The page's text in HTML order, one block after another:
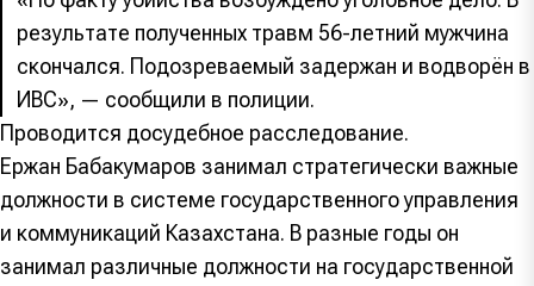
результате полученных травм 56-летний мужчина
скончался. Подозреваемый задержан и водворён в
ИВС», — сообщили в полиции.
Проводится досудебное расследование.
Ержан Бабакумаров занимал стратегически важные
должности в системе государственного управления
и коммуникаций Казахстана. В разные годы он
занимал различные должности на государственной